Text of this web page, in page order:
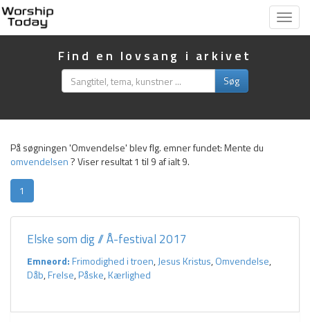
Vis
Find en lovsang i arkivet
Søg
På søgningen 'Omvendelse' blev flg. emner fundet:Mente du
omvendelsen?Viser resultat 1 til 9 af ialt 9.
1
Elske som dig // Å-festival 2017
Emneord:Frimodighed i troen,Jesus Kristus,Omvendelse,
Dåb,Frelse,Påske,Kærlighed